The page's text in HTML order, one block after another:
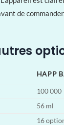
de
HAPP
100 000
56 ml
16